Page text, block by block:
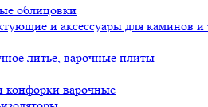
облицовки
и аксессуары для каминов и
литье, варочные плиты
варочные